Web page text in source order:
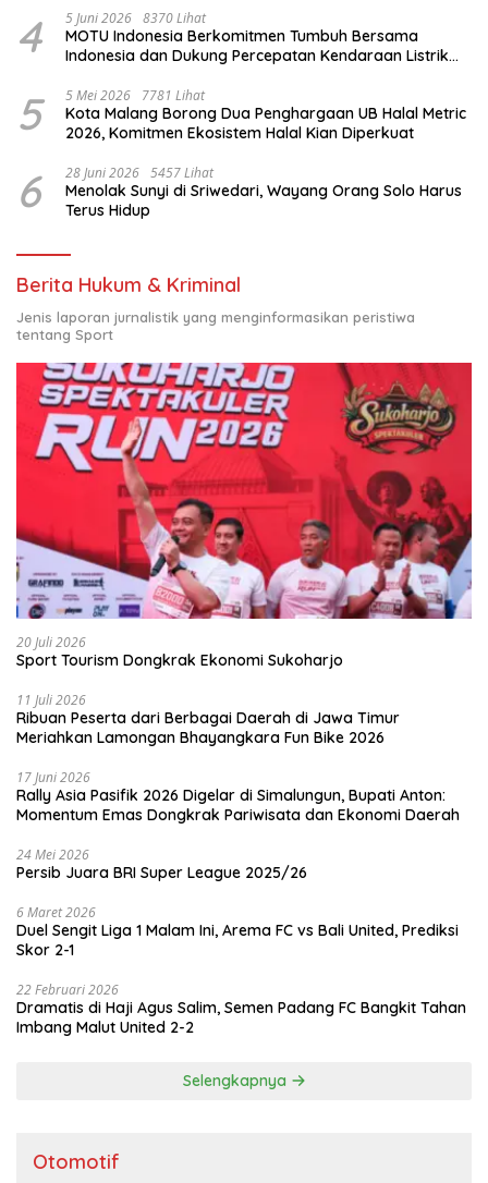
4 5 Juni 2026 8370 Lihat
MOTU Indonesia Berkomitmen Tumbuh Bersama
Indonesia dan Dukung Percepatan Kendaraan Listrik
5 5 Mei 2026 7781 Lihat
Kota Malang Borong Dua Penghargaan UB Halal Metric
2026, Komitmen Ekosistem Halal Kian Diperkuat
6 28 Juni 2026 5457 Lihat
Menolak Sunyi di Sriwedari, Wayang Orang Solo Harus
Terus Hidup
Berita Hukum & Kriminal
Jenis laporan jurnalistik yang menginformasikan peristiwa
tentang Sport
20 Juli 2026
Sport Tourism Dongkrak Ekonomi Sukoharjo
11 Juli 2026
Ribuan Peserta dari Berbagai Daerah di Jawa Timur
Meriahkan Lamongan Bhayangkara Fun Bike 2026
17 Juni 2026
Rally Asia Pasifik 2026 Digelar di Simalungun, Bupati Anton:
Momentum Emas Dongkrak Pariwisata dan Ekonomi Daerah
24 Mei 2026
Persib Juara BRI Super League 2025/26
6 Maret 2026
Duel Sengit Liga 1 Malam Ini, Arema FC vs Bali United, Prediksi
Skor 2-1
22 Februari 2026
Dramatis di Haji Agus Salim, Semen Padang FC Bangkit Tahan
Imbang Malut United 2-2
Selengkapnya
Otomotif